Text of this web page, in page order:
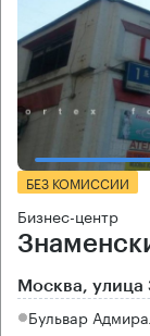
БЕЗ КОМИССИИ
Бизнес-центр
Москва, улица
Бульвар